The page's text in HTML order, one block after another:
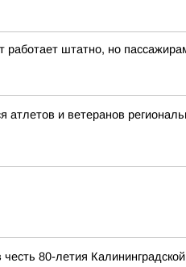
штатно, но
и ветеранов
80-летия